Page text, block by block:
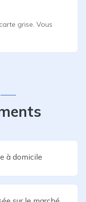
grise. Vous
à domicile